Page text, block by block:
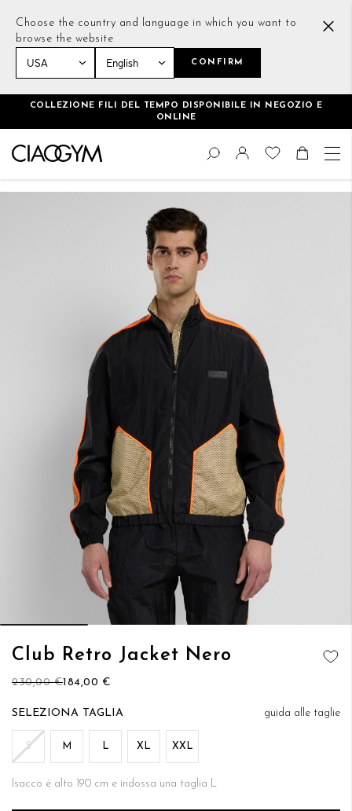
Choose the country and language in which you want to
browse the website
CONFIRM
COLLEZIONE FILI DEL TEMPO DISPONIBILE IN NEGOZIO E
ONLINE
Salta
contenuto
Cambia
Cerca
Club Retro Jacket Nero
184,00 €
230,00 €
guida alle taglie
TAGLIA
S M L XL XXL
Isacco è alto 190 cm e indossa una taglia L
Vai
della
immagini